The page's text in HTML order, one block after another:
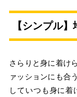
【シンプル
さらりと身に着け
ァッションにも合
していつも身に